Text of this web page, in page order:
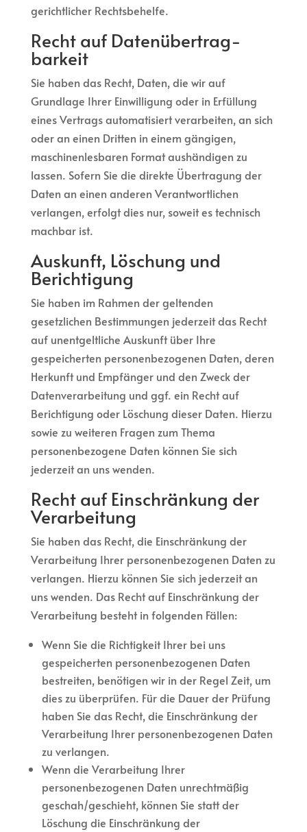
gerichtlicher Rechtsbehelfe.
Recht auf Daten­übertrag­
barkeit
Sie haben das Recht, Daten, die wir auf
Grundlage Ihrer Einwilligung oder in Erfüllung
eines Vertrags automatisiert verarbeiten, an sich
oder an einen Dritten in einem gängigen,
maschinenlesbaren Format aushändigen zu
lassen. Sofern Sie die direkte Übertragung der
Daten an einen anderen Verantwortlichen
verlangen, erfolgt dies nur, soweit es technisch
machbar ist.
Auskunft, Löschung und
Berichtigung
Sie haben im Rahmen der geltenden
gesetzlichen Bestimmungen jederzeit das Recht
auf unentgeltliche Auskunft über Ihre
gespeicherten personenbezogenen Daten, deren
Herkunft und Empfänger und den Zweck der
Datenverarbeitung und ggf. ein Recht auf
Berichtigung oder Löschung dieser Daten. Hierzu
sowie zu weiteren Fragen zum Thema
personenbezogene Daten können Sie sich
jederzeit an uns wenden.
Recht auf Einschränkung der
Verarbeitung
Sie haben das Recht, die Einschränkung der
Verarbeitung Ihrer personenbezogenen Daten zu
verlangen. Hierzu können Sie sich jederzeit an
uns wenden. Das Recht auf Einschränkung der
Verarbeitung besteht in folgenden Fällen:
Wenn Sie die Richtigkeit Ihrer bei uns
gespeicherten personenbezogenen Daten
bestreiten, benötigen wir in der Regel Zeit, um
dies zu überprüfen. Für die Dauer der Prüfung
haben Sie das Recht, die Einschränkung der
Verarbeitung Ihrer personenbezogenen Daten
zu verlangen.
Wenn die Verarbeitung Ihrer
personenbezogenen Daten unrechtmäßig
geschah/geschieht, können Sie statt der
Löschung die Einschränkung der